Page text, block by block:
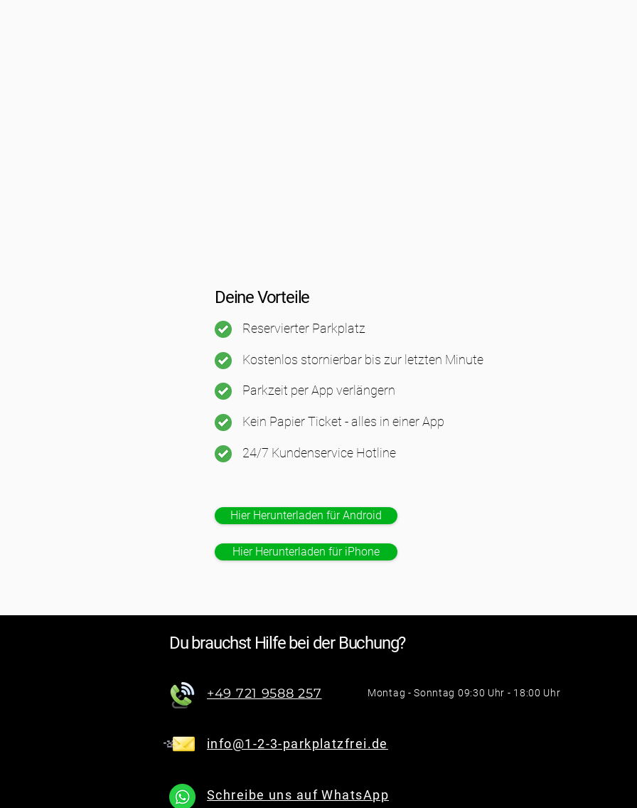
Deine Vorteile
Reservierter Parkplatz
Kostenlos stornierbar bis zur letzten Minute
Parkzeit per App verlängern
Kein Papier Ticket - alles in einer App
24/7 Kundenservice Hotline
Hier Herunterladen für Android
Hier Herunterladen für iPhone
Du brauchst Hilfe bei der Buchung?
+49 721 9588 257 Montag - Sonntag 09:30 Uhr - 18:00 Uhr
info@1-2-3-parkplatzfrei.de
Schreibe uns auf WhatsApp